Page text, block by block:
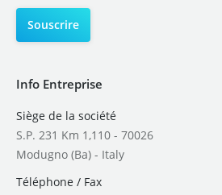
Info Entreprise
Siège de la société
S.P. 231 Km 1,110 - 70026
Modugno (Ba) - Italy
Téléphone / Fax